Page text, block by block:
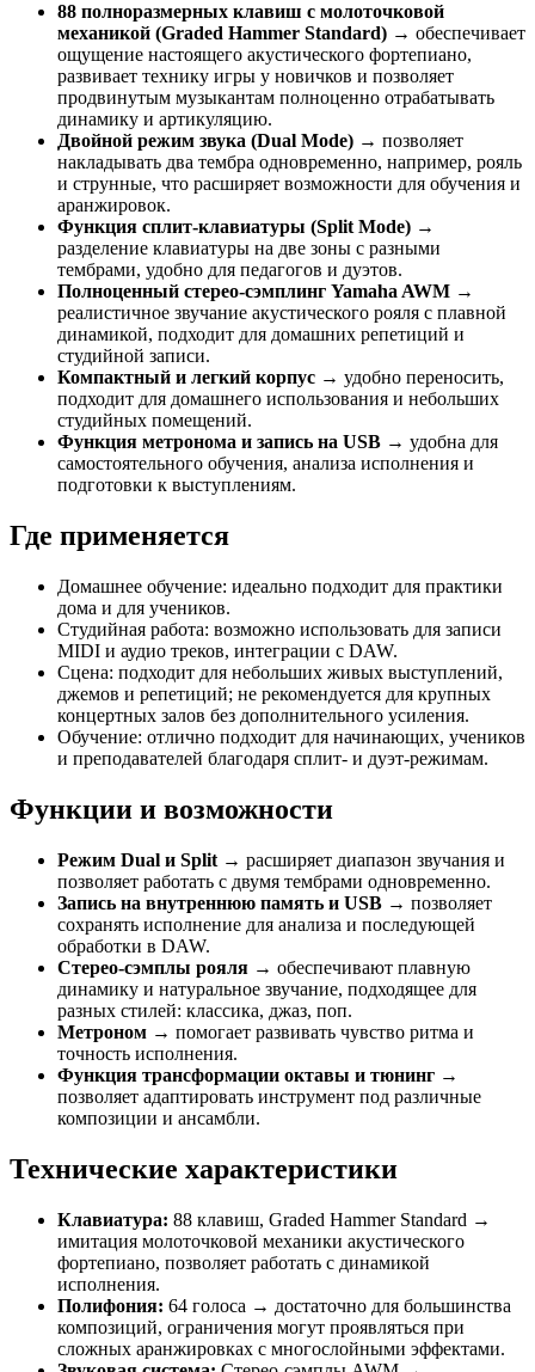
88 полноразмерных клавиш с молоточковой
механикой (Graded Hammer Standard) → обеспечивает
ощущение настоящего акустического фортепиано,
развивает технику игры у новичков и позволяет
продвинутым музыкантам полноценно отрабатывать
динамику и артикуляцию.
Двойной режим звука (Dual Mode) → позволяет
накладывать два тембра одновременно, например, рояль
и струнные, что расширяет возможности для обучения и
аранжировок.
Функция сплит-клавиатуры (Split Mode) →
разделение клавиатуры на две зоны с разными
тембрами, удобно для педагогов и дуэтов.
Полноценный стерео-сэмплинг Yamaha AWM →
реалистичное звучание акустического рояля с плавной
динамикой, подходит для домашних репетиций и
студийной записи.
Компактный и легкий корпус → удобно переносить,
подходит для домашнего использования и небольших
студийных помещений.
Функция метронома и запись на USB → удобна для
самостоятельного обучения, анализа исполнения и
подготовки к выступлениям.
Где применяется
Домашнее обучение: идеально подходит для практики
дома и для учеников.
Студийная работа: возможно использовать для записи
MIDI и аудио треков, интеграции с DAW.
Сцена: подходит для небольших живых выступлений,
джемов и репетиций; не рекомендуется для крупных
концертных залов без дополнительного усиления.
Обучение: отлично подходит для начинающих, учеников
и преподавателей благодаря сплит- и дуэт-режимам.
Функции и возможности
Режим Dual и Split → расширяет диапазон звучания и
позволяет работать с двумя тембрами одновременно.
Запись на внутреннюю память и USB → позволяет
сохранять исполнение для анализа и последующей
обработки в DAW.
Стерео-сэмплы рояля → обеспечивают плавную
динамику и натуральное звучание, подходящее для
разных стилей: классика, джаз, поп.
Метроном → помогает развивать чувство ритма и
точность исполнения.
Функция трансформации октавы и тюнинг →
позволяет адаптировать инструмент под различные
композиции и ансамбли.
Технические характеристики
Клавиатура: 88 клавиш, Graded Hammer Standard →
имитация молоточковой механики акустического
фортепиано, позволяет работать с динамикой
исполнения.
Полифония: 64 голоса → достаточно для большинства
композиций, ограничения могут проявляться при
сложных аранжировках с многослойными эффектами.